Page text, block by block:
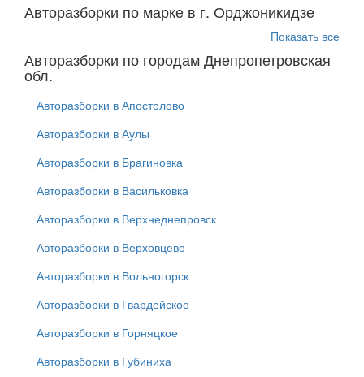
Авторазборки по марке в г. Орджоникидзе
Показать все
Авторазборки по городам Днепропетровская
обл.
Авторазборки в Апостолово
Авторазборки в Аулы
Авторазборки в Брагиновка
Авторазборки в Васильковка
Авторазборки в Верхнеднепровск
Авторазборки в Верховцево
Авторазборки в Вольногорск
Авторазборки в Гвардейское
Авторазборки в Горняцкое
Авторазборки в Губиниха